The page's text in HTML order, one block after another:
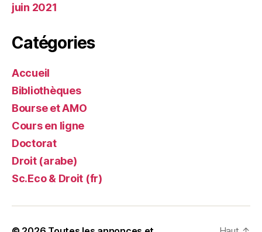
juin 2021
Catégories
Accueil
Bibliothèques
Bourse et AMO
Cours en ligne
Doctorat
Droit (arabe)
Sc.Eco & Droit (fr)